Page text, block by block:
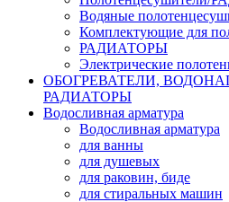
Водяные
Комплектующие для
РАДИАТОРЫ
Электрические
ОБОГРЕВАТЕЛИ,
РАДИАТОРЫ
Водосливная арматура
Водосливная арматура
для ванны
для душевых
для раковин, биде
для стиральных машин